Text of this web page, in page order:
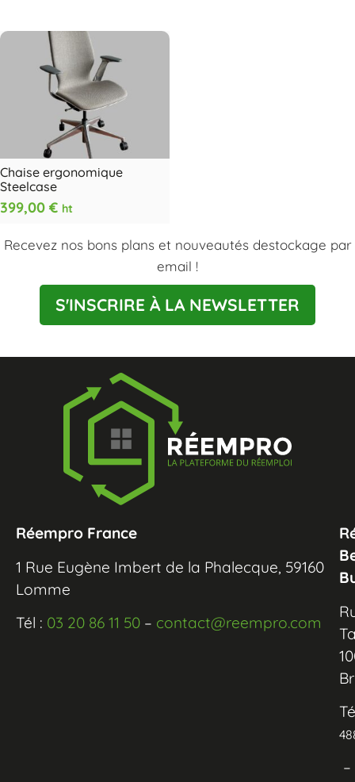
Chaise ergonomique
Steelcase
399,00 € ht
Recevez nos bons plans et nouveautés destockage par
email !
S'INSCRIRE À LA NEWSLETTER
Réempro France
1 Rue Eugène Imbert de la Phalecque, 59160
Lomme
Tél : 03 20 86 11 50 – contact@reempro.com
–